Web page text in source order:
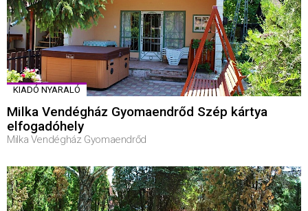
KIADÓ NYARALÓ
Milka Vendégház Gyomaendrőd Szép kártya
elfogadóhely
Milka Vendégház Gyomaendrőd